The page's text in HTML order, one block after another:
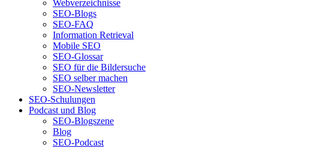
Webverzeichnisse
SEO-Blogs
SEO-FAQ
Information Retrieval
Mobile SEO
SEO-Glossar
SEO für die Bildersuche
SEO selber machen
SEO-Newsletter
SEO-Schulungen
Podcast und Blog
SEO-Blogszene
Blog
SEO-Podcast